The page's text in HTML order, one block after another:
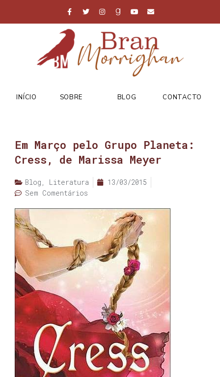
INÍCIO SOBRE BLOG CONTACTO
Em Março pelo Grupo Planeta:
Cress, de Marissa Meyer
Blog , Literatura
13/03/2015
Sem Comentários